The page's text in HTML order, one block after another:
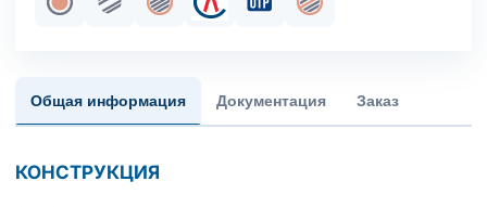
Жила медная однопроволочная
Парная скрутка
Общий экран
Входит в состав СКС
Витая пара для СКС
Индивидуальный/
Общая информация Документация Заказ
КОНСТРУКЦИЯ